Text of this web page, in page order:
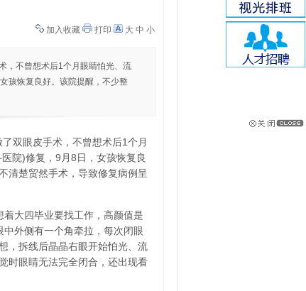
加入收藏
打印 大 中 小
，不曾想术后1个月眼睛怕光、流
孩恢复良好。该院提醒，不少整
双眼皮手术，不曾想术后1个月
院)修复，9月8日，女孩恢复良
清楚贸然手术，导致修复病例呈
大四毕业要找工作，高颜值是
外侧有一个角牵拉，每次闭眼
，拆线后晶晶右眼开始怕光、流
时眼睛无法完全闭合，还出现看